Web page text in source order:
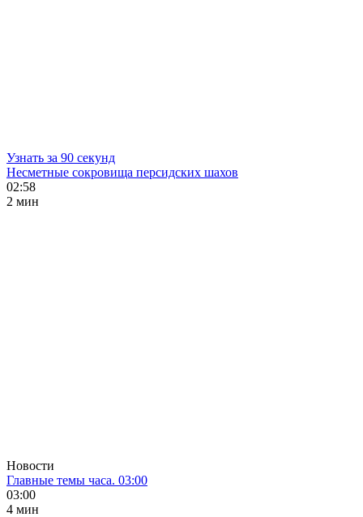
Узнать за 90 секунд
Несметные сокровища персидских шахов
02:58
2 мин
Новости
Главные темы часа. 03:00
03:00
4 мин